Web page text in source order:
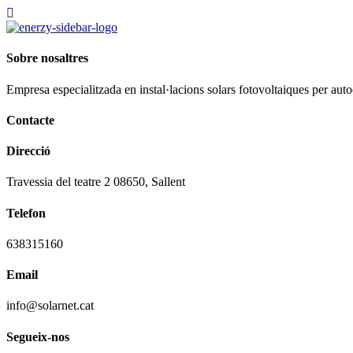
Sobre nosaltres
Empresa especialitzada en instal·lacions solars fotovoltaiques per
Contacte
Direcció
Travessia del teatre 2 08650, Sallent
Telefon
638315160
Email
info@solarnet.cat
Segueix-nos